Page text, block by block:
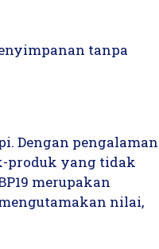
tanpa
Dengan pengalaman
produk yang tidak
merupakan
nilai,